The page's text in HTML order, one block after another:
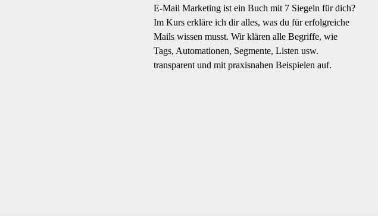
E-Mail Marketing ist ein Buch mit 7 Siegeln für dich?
Im Kurs erkläre ich dir alles, was du für erfolgreiche
Mails wissen musst. Wir klären alle Begriffe, wie
Tags, Automationen, Segmente, Listen usw.
transparent und mit praxisnahen Beispielen auf.